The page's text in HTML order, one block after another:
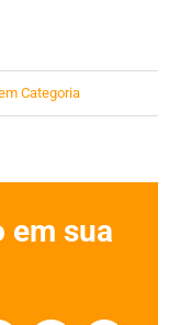
Categoria
em sua